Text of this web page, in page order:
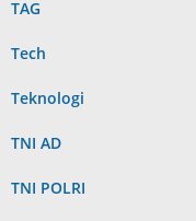
TAG
Tech
Teknologi
TNI AD
TNI POLRI